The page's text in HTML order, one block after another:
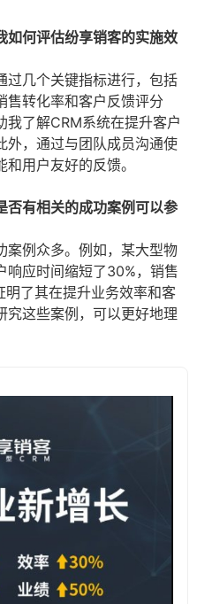
如何评估纷享销客的实施效
过几个关键指标进行，包括
售转化率和客户反馈评分
了解CRM系统在提升客户
外，通过与团队成员沟通使
用户友好的反馈。
否有相关的成功案例可以参
案例众多。例如，某大型物
响应时间缩短了30%，销售
明了其在提升业务效率和客
究这些案例，可以更好地理